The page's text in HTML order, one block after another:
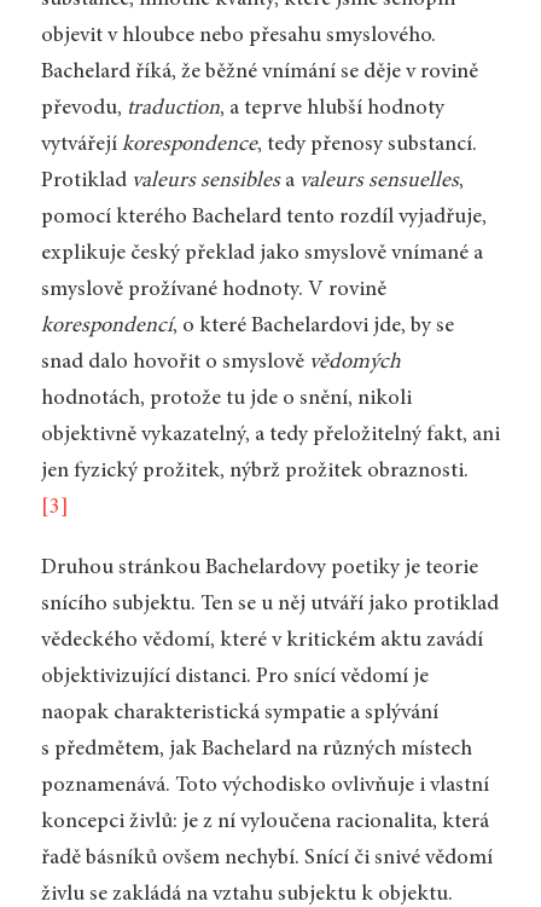
objevit v hloubce nebo přesahu smyslového.
Bachelard říká, že běžné vnímání se děje v rovině
převodu, traduction, a teprve hlubší hodnoty
vytvářejí korespondence, tedy přenosy substancí.
Protiklad valeurs sensiblesa valeurs sensuelles,
pomocí kterého Bachelard tento rozdíl vyjadřuje,
explikuje český překlad jako smyslově vnímané a
smyslově prožívané hodnoty. V rovině
korespondencí, o které Bachelardovi jde, by se
snad dalo hovořit o smyslově vědomých
hodnotách, protože tu jde o snění, nikoli
objektivně vykazatelný, a tedy přeložitelný fakt, ani
jen fyzický prožitek, nýbrž prožitek obraznosti.
[3]
Druhou stránkou Bachelardovy poetiky je teorie
snícího subjektu. Ten se u něj utváří jako protiklad
vědeckého vědomí, které v kritickém aktu zavádí
objektivizující distanci. Pro snící vědomí je
naopak charakteristická sympatie a splývání
s předmětem, jak Bachelard na různých místech
poznamenává. Toto východisko ovlivňuje i vlastní
koncepci živlů: je z ní vyloučena racionalita, která
řadě básníků ovšem nechybí. Snící či snivé vědomí
živlu se zakládá na vztahu subjektu k objektu.